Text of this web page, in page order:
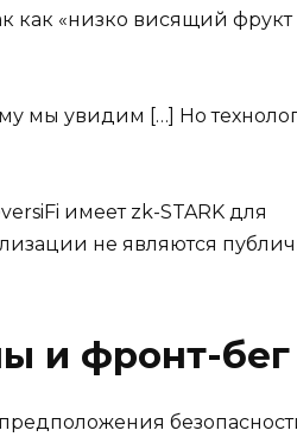
как «низко висящий фрукт
мы увидим […] Но
имеет zk-STARK для
не являются
и фронт-бег